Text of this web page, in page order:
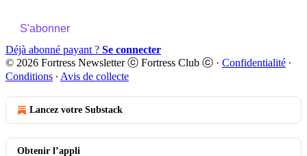
S'abonner
Déjà abonné payant ? Se connecter
© 2026 Fortress Newsletter ⓒ Fortress Club ⓒ · Confidentialité ∙
Conditions ∙ Avis de collecte
Lancez votre Substack
Obtenir l’appli